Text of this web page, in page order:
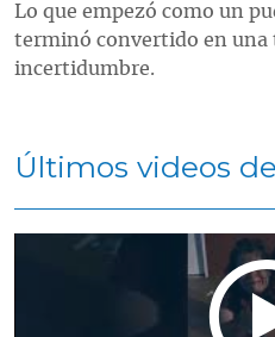
Lo que empezó como un
terminó convertido en una
incertidumbre.
Últimos videos